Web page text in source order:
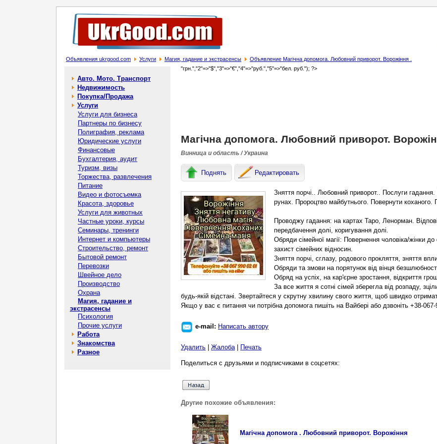
Объявления ukrgood.com Услуги Магия, гадание и экстрасенсы Объявление Магічна допомога. Любовний приворот. Ворожiння .
Авто. Мото. Транспорт
Недвижимость
Покупка/Продажа
Услуги
Услуги для бизнеса
Партнеры по бизнесу
Полиграфия, реклама
Юридические услуги
Финансовые
Бухгалтерия, аудит
Туризм, визы
Торжества, развлечения
Питание
Видео и фотосъемка
Красота, здоровье
Услуги для животных
Частные уроки, курсы
Семинары, тренинги
Интернет и компьютеры
Строительство, ремонт
Бытовой ремонт
Перевозки
Швейное дело
Производство
Охрана
Магия, гадание и
экстрасенсы
Психология
Прочие услуги
Работа
Знакомства
Разное
"грн.","2"=>"$","3"=>"€","4"=>"руб.","5"=>"бел. руб."); ?>
Магічна допомога. Любовний приворот.
Винница и область / Украина
Поднять Редактировать
Зняття порчі.. Любовний приворот.. Послуги
рунах. Пророцтво майбутнього. Повернути коханого.
Проводжу гадання: на картах Таро, Ленорман.
передбачення долі, коригування долі.
Обряди сімейної магії: Повернення чоловіка/жінки
захист сімейних відносин.
Зняття порчі, сглазу, родового прокляття, зняття
Обряди та змови на порятунок від вінця
Обряд на успіх, на кар'єрне зростання, відкриття
За все життя я сотні сімей зберегла від розпаду,
будь-якій відстані. Звертайтеся у скрутну хвилину свого життя, щоб швидко
Якщо у вас є питання чи потрібна допомога пишіть на Вайбері або дзвоніть +38-067-
e-mail: Написать автору
Удалить Жалоба| Печать
Поделиться с друзьями и подписчиками в соцсетях:
Другие похожие объявления:
Магічна допомога . Любовний приворот. Ворожiння